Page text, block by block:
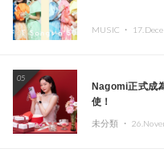
MUSIC ・
05
Nagomi正式成
使！
未分類 ・